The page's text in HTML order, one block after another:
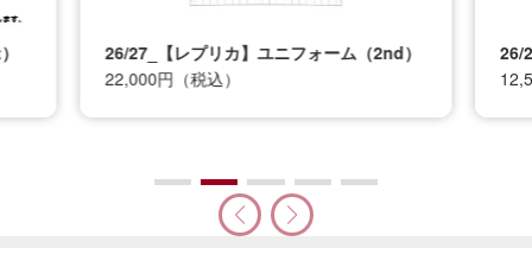
26/27_【レプリカ】ユニフォーム（2nd）
22,000円（税込）
26/